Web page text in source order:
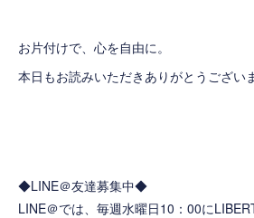
お片付けで、心を自由に。
本日もお読みいただきありがとうござい
◆LINE＠友達募集中◆
LINE＠では、毎週水曜日10：00に